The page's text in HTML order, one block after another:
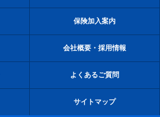
保険加入案内
会社概要・採用情報
よくあるご質問
サイトマップ